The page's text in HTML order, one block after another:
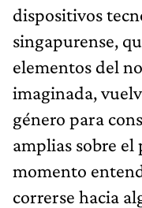
dispositivos
singapurense,
elementos del
imaginada,
género para
amplias sobre el
momento
correrse hacia